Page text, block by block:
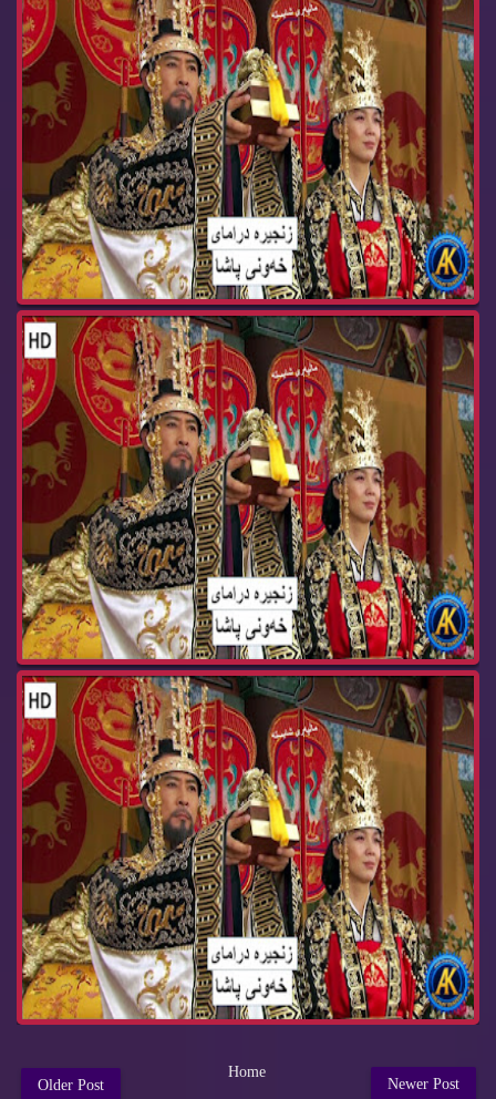
زنجیره‌ درامای خه‌ونی پاشا ئه‌ڵقه‌ی 65 dramay x...
زنجیره‌ درامای خه‌ونی پاشا ئه‌ڵقه‌ی 64 dramay x...
Newer Post
Older Post
Home